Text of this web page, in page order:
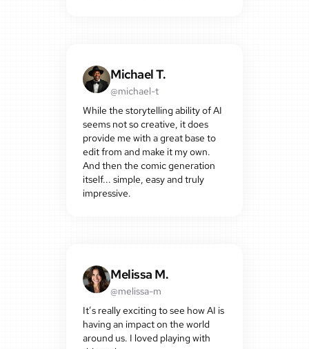
Michael T.
@michael-t
While the storytelling ability of AI
seems not so creative, it does
provide me with a great base to
edit from and make it my own.
And then the comic generation
itself... simple, easy and truly
impressive.
Melissa M.
@melissa-m
It’s really exciting to see how AI is
having an impact on the world
around us. I loved playing with